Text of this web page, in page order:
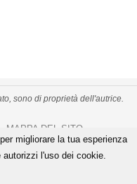
sono di proprietà dell'autrice.
MAPPA DEL SITO
.All Rights Reserved
migliorare la tua esperienza
l'uso dei cookie.